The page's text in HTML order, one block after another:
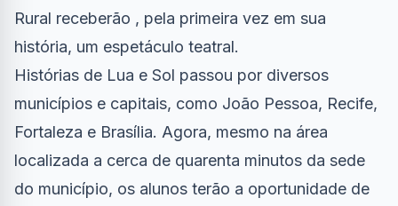
Rural receberão , pela primeira vez em sua
história, um espetáculo teatral.
Histórias de Lua e Sol passou por diversos
municípios e capitais, como João Pessoa, Recife,
Fortaleza e Brasília. Agora, mesmo na área
localizada a cerca de quarenta minutos da sede
do município, os alunos terão a oportunidade de